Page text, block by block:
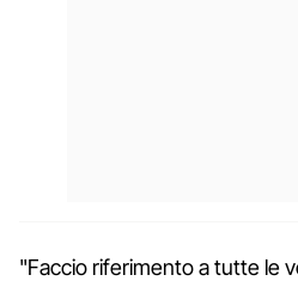
"Faccio riferimento a tutte le